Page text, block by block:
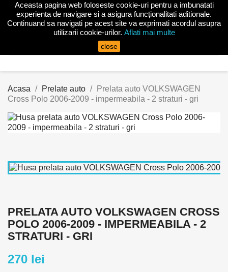
Acasa Prelate auto
Prelata auto VOLKSWAGEN
Cross Polo 2006-2009 - impermeabila - 2 straturi - gri
PRELATA AUTO VOLKSWAGEN CROSS
POLO 2006-2009 - IMPERMEABILA - 2
STRATURI - GRI
270 lei
Aceasta pagina web foloseste cookie-uri pentru a imbunatati
experienta de navigare si a asigura funcționalitati aditionale.
Continuand sa navigati pe acest site va exprimati acordul asupra
utilizarii cookie-urilor. Aflati mai multe
close